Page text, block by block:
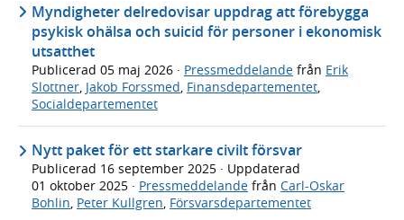
Myndigheter delredovisar uppdrag att förebygga
psykisk ohälsa och suicid för personer i ekonomisk
utsatthet
Publicerad 05 maj 2026 · Pressmeddelande från Erik
Slottner Jakob Forssmed Finansdepartementet
Socialdepartementet
Nytt paket för ett starkare civilt försvar
Publicerad 16 september 2025 · Uppdaterad
01 oktober 2025 · Pressmeddelande från Carl-Oskar
Bohlin, Peter Kullgren, Försvarsdepartementet